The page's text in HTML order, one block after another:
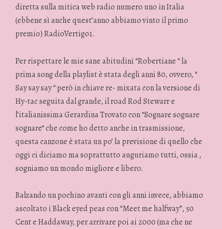
diretta sulla mitica web radio numero uno in Italia
(ebbene sì anche quest’anno abbiamo vinto il primo
premio) RadioVertigo1.
Per rispettare le mie sane abitudini “Robertiane “ la
prima song della playlist è stata degli anni 80, ovvero, “
Say say say “ però in chiave re- mixata con la versione di
Hy-tac seguita dal grande, il road Rod Stewarr e
l’italianissima Gerardina Trovato con “Sognare sognare
sognare“ che come ho detto anche in trasmissione,
questa canzone è stata un po’ la previsione di quello che
oggi ci diciamo ma soprattutto auguriamo tutti, ossia ,
sogniamo un mondo migliore e libero.
Balzando un pochino avanti con gli anni invece, abbiamo
ascoltato i Black eyed peas con “Meet me halfway”, 50
Cent e Haddaway, per arrivare poi ai 2000 (ma che ne